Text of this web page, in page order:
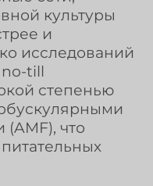
культуры
и
исследований
no-till
степенью
что